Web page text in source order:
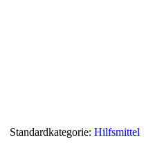
Standardkategorie: Hilfsmittel